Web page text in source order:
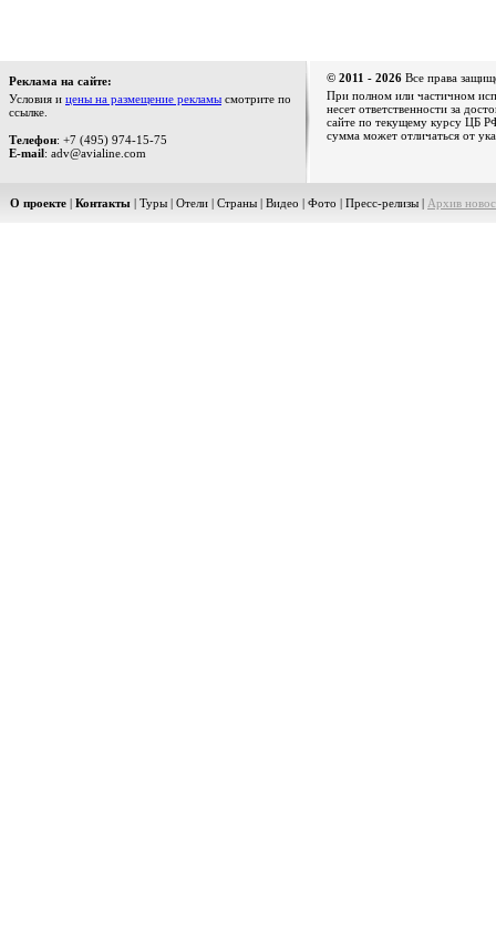
Реклама на сайте:
Условия и цены на размещение рекламы смотрите по
ссылке.
Телефон: +7 (495) 974-15-75
E-mail: adv@avialine.com
© 2011 - 2026 Все права
При полном или частичном
несет ответственности за
сайте по текущему курсу ЦБ
сумма может отличаться от
О проекте | Контакты | Туры | Отели | Страны | Видео | Фото | Пресс-релизы | Архив